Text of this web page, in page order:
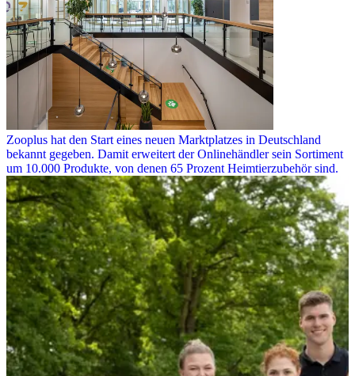
Zooplus hat den Start eines neuen Marktplatzes in Deutschland
bekannt gegeben. Damit erweitert der Onlinehändler sein Sortiment
um 10.000 Produkte, von denen 65 Prozent Heimtierzubehör sind.